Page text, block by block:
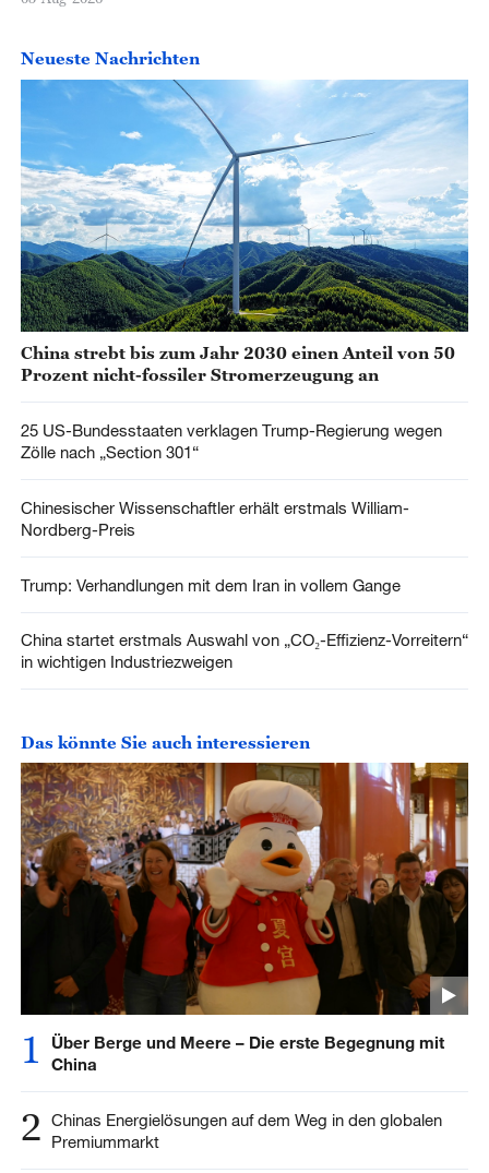
Neueste Nachrichten
China strebt bis zum Jahr 2030 einen Anteil von 50
Prozent nicht-fossiler Stromerzeugung an
25 US-Bundesstaaten verklagen Trump-Regierung wegen
Zölle nach „Section 301“
Chinesischer Wissenschaftler erhält erstmals William-
Nordberg-Preis
Trump: Verhandlungen mit dem Iran in vollem Gange
China startet erstmals Auswahl von „CO₂-Effizienz-Vorreitern“
in wichtigen Industriezweigen
Das könnte Sie auch interessieren
1
Über Berge und Meere – Die erste Begegnung mit
China
2 Chinas Energielösungen auf dem Weg in den globalen
Premiummarkt